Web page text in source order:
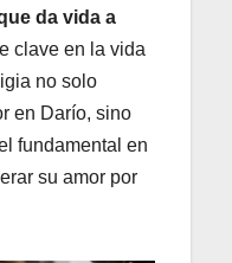
da vida a
clave en la vida
no solo
en Darío, sino
fundamental en
su amor por